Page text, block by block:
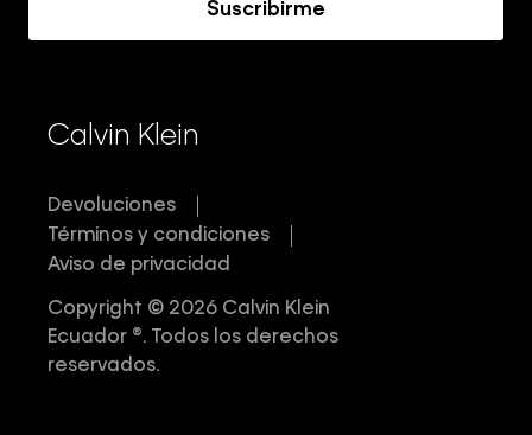
Suscribirme
Calvin Klein
Devoluciones
Términos y condiciones
Aviso de privacidad
Copyright © 2026 Calvin Klein
Ecuador ®. Todos los derechos
reservados.